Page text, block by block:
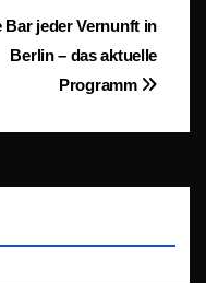
Bar jeder Vernunft in
Berlin – das aktuelle
Programm